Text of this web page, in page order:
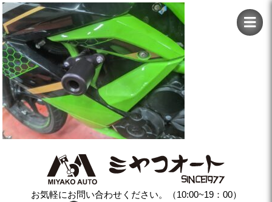
お気軽にお問い合わせください。（10:00~19：00）